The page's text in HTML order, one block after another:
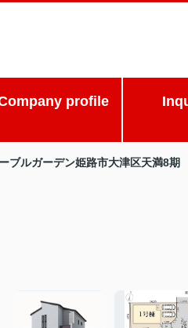
profile
ブルガーデン姫路市大津区天満8期